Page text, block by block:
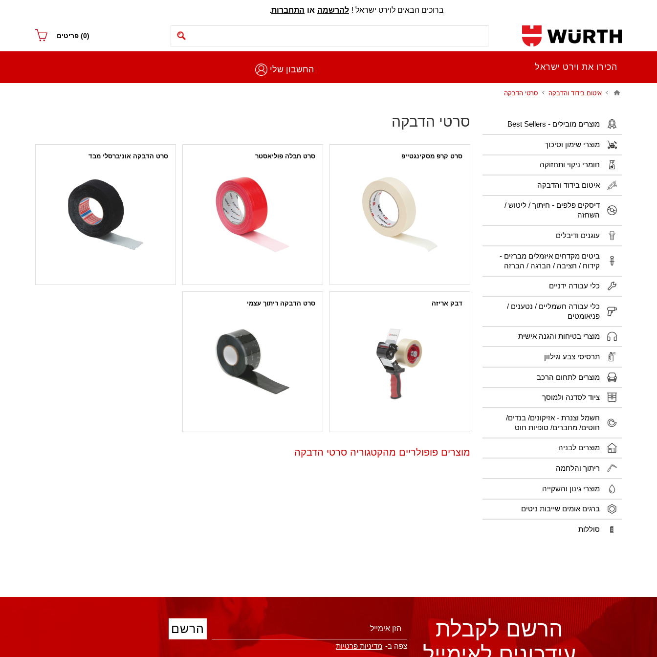
ברוכים הבאים לוירט ישראל ! להרשמה או התחברות.
(0) פריטים
מוצרים מובילים - Best Sellers
מוצרי שימון וסיכוך
חומרי ניקוי ותחזוקה
איטום בידוד והדבקה
דיסקים פלפים - חיתוך / ליטוש /
השחזה
עוגנים ודיבלים
ביטים מקדחים איזמלים מברזים -
קידוח / חציבה / הברגה / הברזה
כלי עבודה ידניים
כלי עבודה חשמליים / נטענים /
פניאומטים
מוצרי בטיחות והגנה אישית
תרסיסי צבע וגילוון
מוצרים לתחום הרכב
ציוד לסדנה ולמוסך
חשמל וצנרת - אזיקונים/ בנדים/
חוטים/ מחברים/ סופיות חוט
מוצרים לבניה
ריתוך והלחמה
מוצרי גינון והשקייה
ברגים אומים שייבות ניטים
סוללות
הכירו את וירט ישראל החשבון שלי
איטום בידוד והדבקה סרטי הדבקה
סרטי הדבקה
סרט קרפ מסקינגטייפ סרט חבלה פוליאסטר סרט הדבקה אוניברסלי מבד
דבק אריזה סרט הדבקה ריתוך עצמי
מוצרים פופולריים מהקטגוריה סרטי הדבקה
הרשם לקבלת
צפה ב- מדיניות פרטיות